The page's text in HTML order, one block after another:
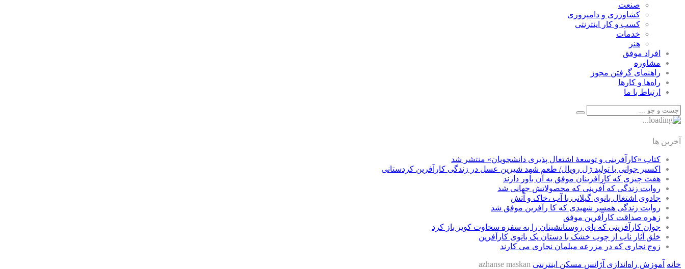
صنعت
كشاورزی و دامپروری
كسب و كار اينترنتی
خدمات
هنر
افراد موفق
مشاوره
راهنمای گرفتن مجوز
راه‌ها و كارها
ارتباط با ما
آخرین ها
کتاب «کارآفرینی و توسعۀ اشتغال پذیری دانشجویان» منتشر شد
اکسیر جوانی با تولید ژل رویال/ طعم شهد شیرین عسل‌ در زندگی کارآفرین کردستانی
هفت چیزی که کارآفرینان موفق به آن باور دارند
روایت زندگی که آفرینی که محصولاتش جهانی شد
جادوی اشتغال بانوی گیلانی با آب ،خاک و آتش
روایت زندگی همسر شهیدی که کا رآفرین موفق شد
زهره صداقت کارآفرین موفق
جوان کارآفرینی که پای روستانشینان را به سفره سخاوت کویر باز کرد
خلق آثار ناب از چوب خشک با دستان یک بانوی کارآفرین
زوج نجاری که در مزرعه مبلمان نجاری می کارند
خانه آموزش راه‌اندازی آژانس مسکن اینترنتی azhanse maskan